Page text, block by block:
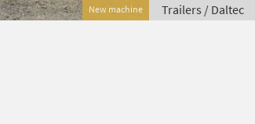
New machine Trailers / Daltec